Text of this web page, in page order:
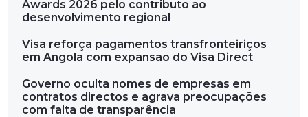
Awards 2026 pelo contributo ao
desenvolvimento regional
Visa reforça pagamentos transfronteiriços
em Angola com expansão do Visa Direct
Governo oculta nomes de empresas em
contratos directos e agrava preocupações
com falta de transparência